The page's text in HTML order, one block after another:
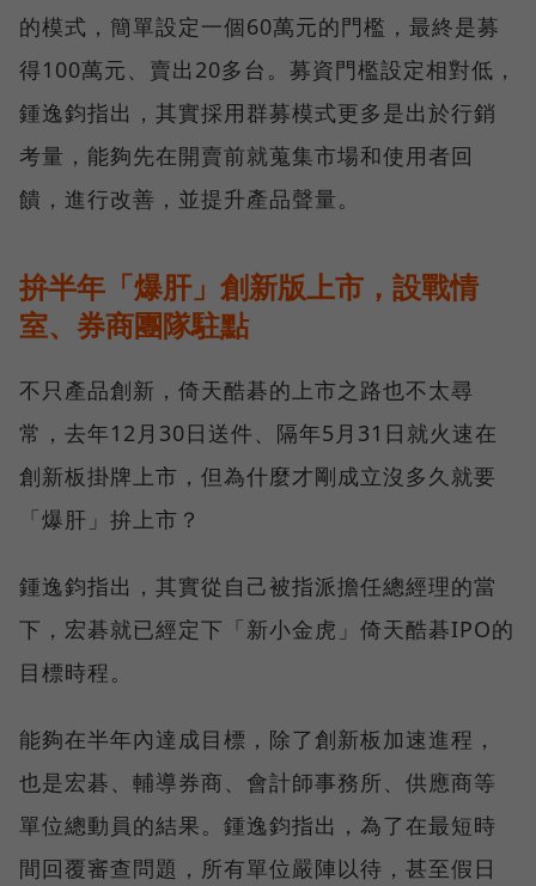
的模式，簡單設定一個60萬元的門檻，最終是募
得100萬元、賣出20多台。募資門檻設定相對低，
鍾逸鈞指出，其實採用群募模式更多是出於行銷
考量，能夠先在開賣前就蒐集市場和使用者回
饋，進行改善，並提升產品聲量。
拚半年「爆肝」創新版上市，設戰情
室、券商團隊駐點
不只產品創新，倚天酷碁的上市之路也不太尋
常，去年12月30日送件、隔年5月31日就火速在
創新板掛牌上市，但為什麼才剛成立沒多久就要
「爆肝」拚上市？
鍾逸鈞指出，其實從自己被指派擔任總經理的當
下，宏碁就已經定下「新小金虎」倚天酷碁IPO的
目標時程。
能夠在半年內達成目標，除了創新板加速進程，
也是宏碁、輔導券商、會計師事務所、供應商等
單位總動員的結果。鍾逸鈞指出，為了在最短時
間回覆審查問題，所有單位嚴陣以待，甚至假日